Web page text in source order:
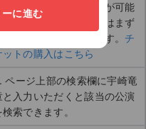
以下のページから購入が可能
す。ご登録がまだの方はまず
規登録からお願いします。 チ
ットの購入はこちら
ページ上部の検索欄に宇崎竜
と入力いただくと該当の公演
検索できます。
に進む